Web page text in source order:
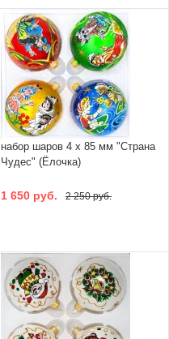
набор шаров 4 х 85 мм "Страна
Чудес" (Ёлочка)
1 650 руб. 2 250 руб.